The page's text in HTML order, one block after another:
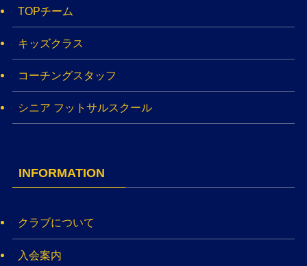
TOPチーム
キッズクラス
コーチングスタッフ
シニア フットサルスクール
INFORMATION
クラブについて
入会案内